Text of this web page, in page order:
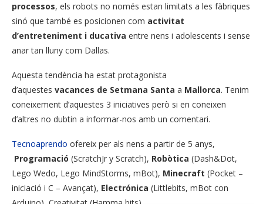
processos, els robots no només estan limitats a les fàbriques
sinó que també es posicionen com activitat
d’entreteniment i ducativa entre nens i adolescents i sense
anar tan lluny com Dallas.
Aquesta tendència ha estat protagonista
d’aquestes vacances de Setmana Santa a Mallorca. Tenim
coneixement d’aquestes 3 iniciatives però si en coneixen
d’altres no dubtin a informar-nos amb un comentari.
Tecnoaprendo ofereix per als nens a partir de 5 anys,
Programació (ScratchJr y Scratch), Robòtica (Dash&Dot,
Lego Wedo, Lego MindStorms, mBot), Minecraft (Pocket –
iniciació i C – Avançat), Electrónica (Littlebits, mBot con